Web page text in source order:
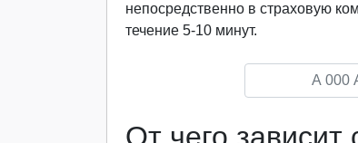
непосредственно в страховую
течение 5-10 минут.